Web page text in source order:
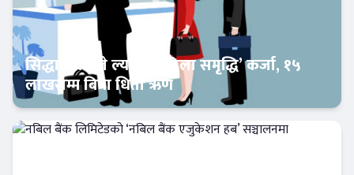
Banner News
सिद्धार्थ बैंकले ल्यायो ‘महिला समृद्धि’ कर्जा, १५
लाखसम्म बिना धितो ऋण